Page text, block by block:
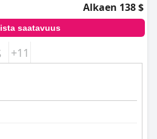
Alkaen 138 $
saatavuus
+11